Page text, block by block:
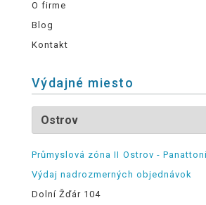
O firme
Blog
Kontakt
Výdajné miesto
Průmyslová zóna II Ostrov -
Výdaj nadrozmerných objednávok
Dolní Žďár 104